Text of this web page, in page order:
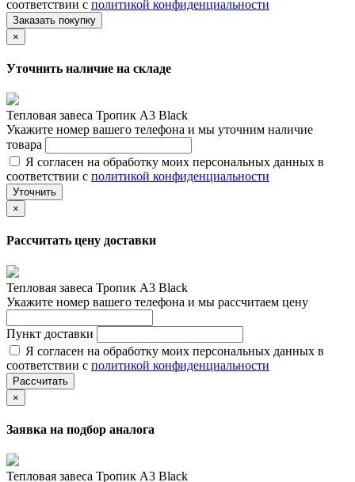
соответствии с политикой конфиденциальности
Заказать покупку
×
Уточнить наличие на складе
Тепловая завеса Тропик А3 Black
Укажите номер вашего телефона и мы уточним наличие
товара
Я согласен на обработку моих персональных данных в
соответствии с политикой конфиденциальности
Уточнить
×
Рассчитать цену доставки
Тепловая завеса Тропик А3 Black
Укажите номер вашего телефона и мы рассчитаем цену
Пункт доставки
Я согласен на обработку моих персональных данных в
соответствии с политикой конфиденциальности
Рассчитать
×
Заявка на подбор аналога
Тепловая завеса Тропик А3 Black